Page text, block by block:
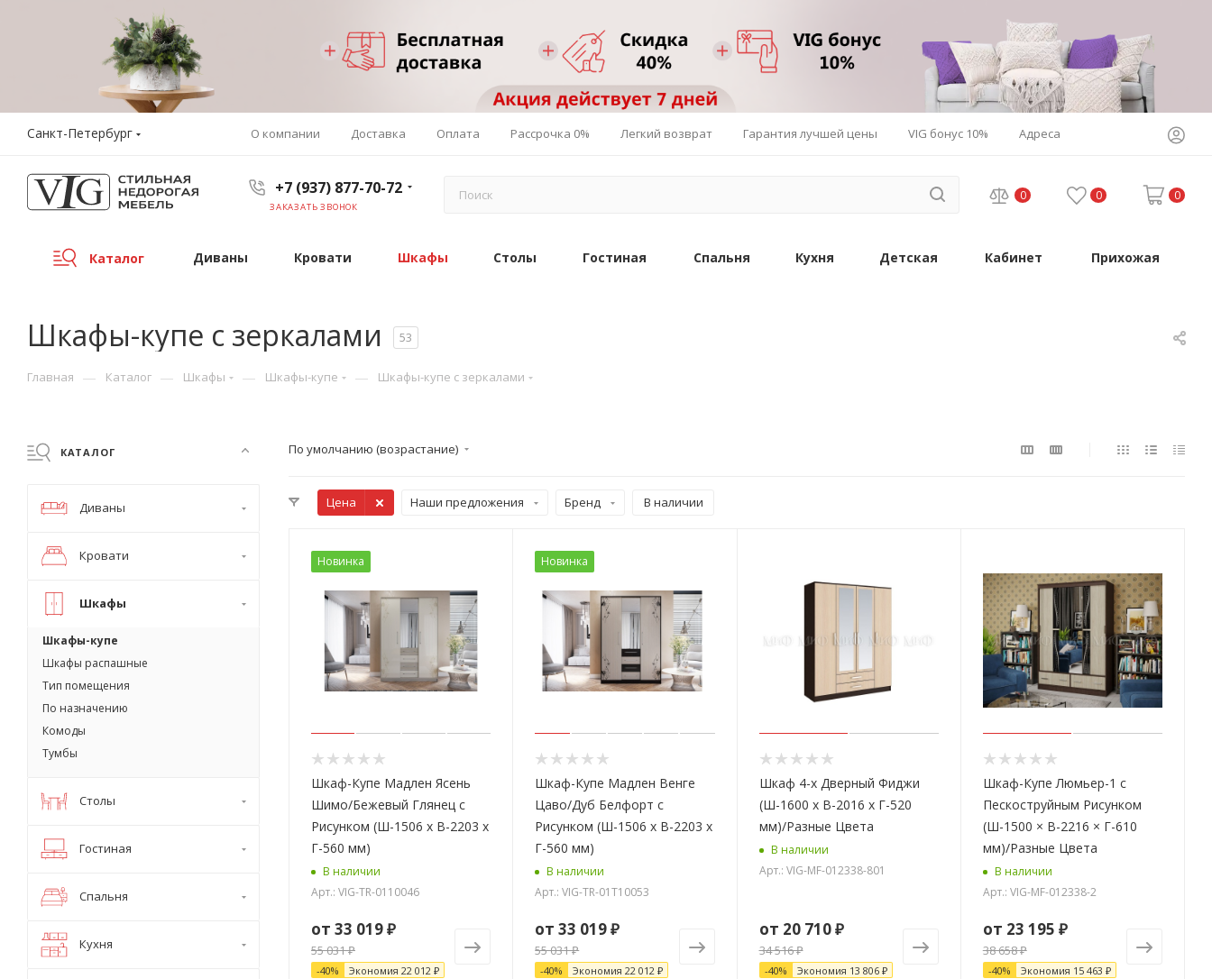
Санкт-Петербург О компании Доставка Оплата Рассрочка 0% Легкий возврат Гарантия лучшей цены VIG бонус 10% Адреса
+7 (937) 877-70-72
ЗАКАЗАТЬ ЗВОНОК
0 0 0
Каталог Диваны Кровати Шкафы Столы Гостиная Спальня Кухня Детская Кабинет Прихожая
Шкафы-купе с зеркалами 53
Главная — Каталог — Шкафы — Шкафы-купе — Шкафы-купе с зеркалами
По умолчанию (возрастание)
Цена Наши предложения Бренд В наличии
Новинка
Шкаф-Купе Мадлен Ясень
Шимо/Бежевый Глянец с
Рисунком (Ш-1506 х В-2203 х
Г-560 мм)
В наличии
Арт.: VIG-TR-0110046
от 33 019 ₽
55 031 ₽
-40% Экономия 22 012 ₽
Новинка
Шкаф-Купе Мадлен Венге
Цаво/Дуб Белфорт с
Рисунком (Ш-1506 х В-2203 х
Г-560 мм)
В наличии
Арт.: VIG-TR-01T10053
от33 019 ₽
55 031 ₽
-40% Экономия22 012 ₽
Шкаф 4-х Дверный Фиджи
(Ш-1600 х В-2016 х Г-520
мм)/Разные Цвета
В наличии
Арт.: VIG-MF-012338-801
от 20 710 ₽
34 516 ₽
-40% Экономия 13 806 ₽
Шкаф-Купе Люмьер-1 с
Пескоструйным Рисунком
(Ш-1500 × В-2216 × Г-610
мм)/Разные Цвета
В наличии
Арт.: VIG-MF-012338-2
от 23 195 ₽
38 658 ₽
-40% Экономия 15 463 ₽
КАТАЛОГ
Диваны
Кровати
Шкафы
Шкафы-купе
Шкафы распашные
Тип помещения
По назначению
Комоды
Тумбы
Столы
Гостиная
Спальня
Кухня